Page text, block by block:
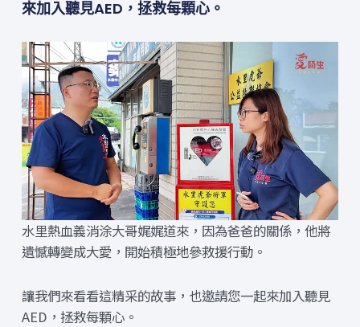
來加入聽見AED，拯救每顆心。
水里熱血義消涂大哥娓娓道來，因為爸爸的關係，他將
遺憾轉變成大愛，開始積極地參救援行動。
讓我們來看看這精采的故事，也邀請您一起來加入聽見
AED，拯救每顆心。